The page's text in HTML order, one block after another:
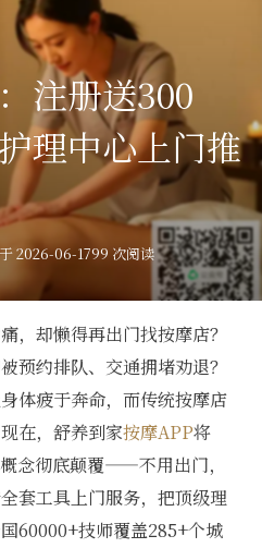
注册送300
理中心上门推
2026-06-1799 次阅读
，却懒得再出门找按摩店？
预约排队、交通拥堵劝退？
体疲于奔命，而传统按摩店
在，舒养到家按摩APP将
念彻底颠覆——不用出门，
套工具上门服务，把顶级理
60000+技师覆盖285+个城